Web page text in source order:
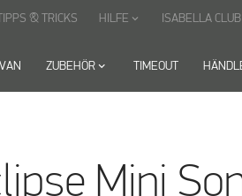
ZUBEHÖR keyboard_arrow_down TIMEOUT
& TRICKS HILFE keyboard_arrow_down ISABELLA CLUB
Mini